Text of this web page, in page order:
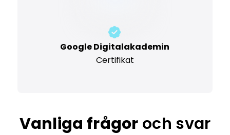
Google Digitalakademin
Certifikat
Vanliga frågor och svar